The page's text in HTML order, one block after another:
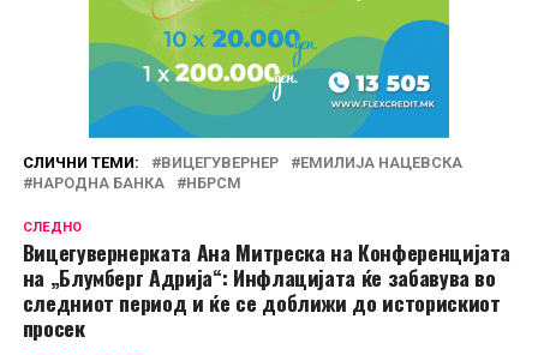
СЛИЧНИ ТЕМИ: ВИЦЕГУВЕРНЕР
ЕМИЛИЈА НАЦЕВСКА
НАРОДНА БАНКА
НБРСМ
СЛЕДНО
Вицегувернерката Ана Митреска на Конференцијата
на „Блумберг Адрија“: Инфлацијата ќе забавува во
следниот период и ќе се доближи до историскиот
просек